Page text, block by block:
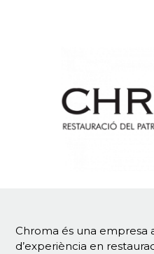
Chroma és una empresa
d’experiència en